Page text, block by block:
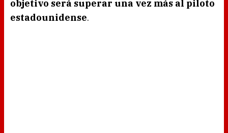
objetivo será superar una vez más al piloto
estadounidense.